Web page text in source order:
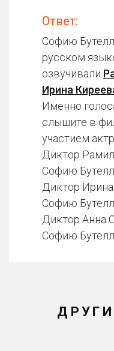
Ответ:
Софию
русском
озвучивали
Ирина
Именно
слышите в
участием
Диктор
Софию
Диктор
Софию
Диктор Анна
Софию